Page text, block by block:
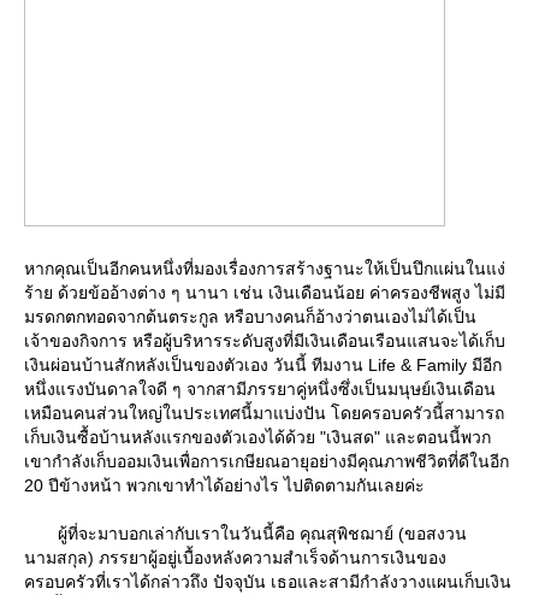
หากคุณเป็นอีกคนหนึ่งที่มองเรื่องการสร้างฐานะให้เป็นปึกแผ่นในแง่
ร้าย ด้วยข้ออ้างต่าง ๆ นานา เช่น เงินเดือนน้อย ค่าครองชีพสูง ไม่มี
มรดกตกทอดจากต้นตระกูล หรือบางคนก็อ้างว่าตนเองไม่ได้เป็น
เจ้าของกิจการ หรือผู้บริหารระดับสูงที่มีเงินเดือนเรือนแสนจะได้เก็บ
เงินผ่อนบ้านสักหลังเป็นของตัวเอง วันนี้ ทีมงาน Life & Family มีอีก
หนึ่งแรงบันดาลใจดี ๆ จากสามีภรรยาคู่หนึ่งซึ่งเป็นมนุษย์เงินเดือน
เหมือนคนส่วนใหญ่ในประเทศนี้มาแบ่งปัน โดยครอบครัวนี้สามารถ
เก็บเงินซื้อบ้านหลังแรกของตัวเองได้ด้วย "เงินสด" และตอนนี้พวก
เขากำลังเก็บออมเงินเพื่อการเกษียณอายุอย่างมีคุณภาพชีวิตที่ดีในอีก
20 ปีข้างหน้า พวกเขาทำได้อย่างไร ไปติดตามกันเลยค่ะ
ผู้ที่จะมาบอกเล่ากับเราในวันนี้คือ คุณสุพิชฌาย์ (ขอสงวน
นามสกุล) ภรรยาผู้อยู่เบื้องหลังความสำเร็จด้านการเงินของ
ครอบครัวที่เราได้กล่าวถึง ปัจจุบัน เธอและสามีกำลังวางแผนเก็บเงิน